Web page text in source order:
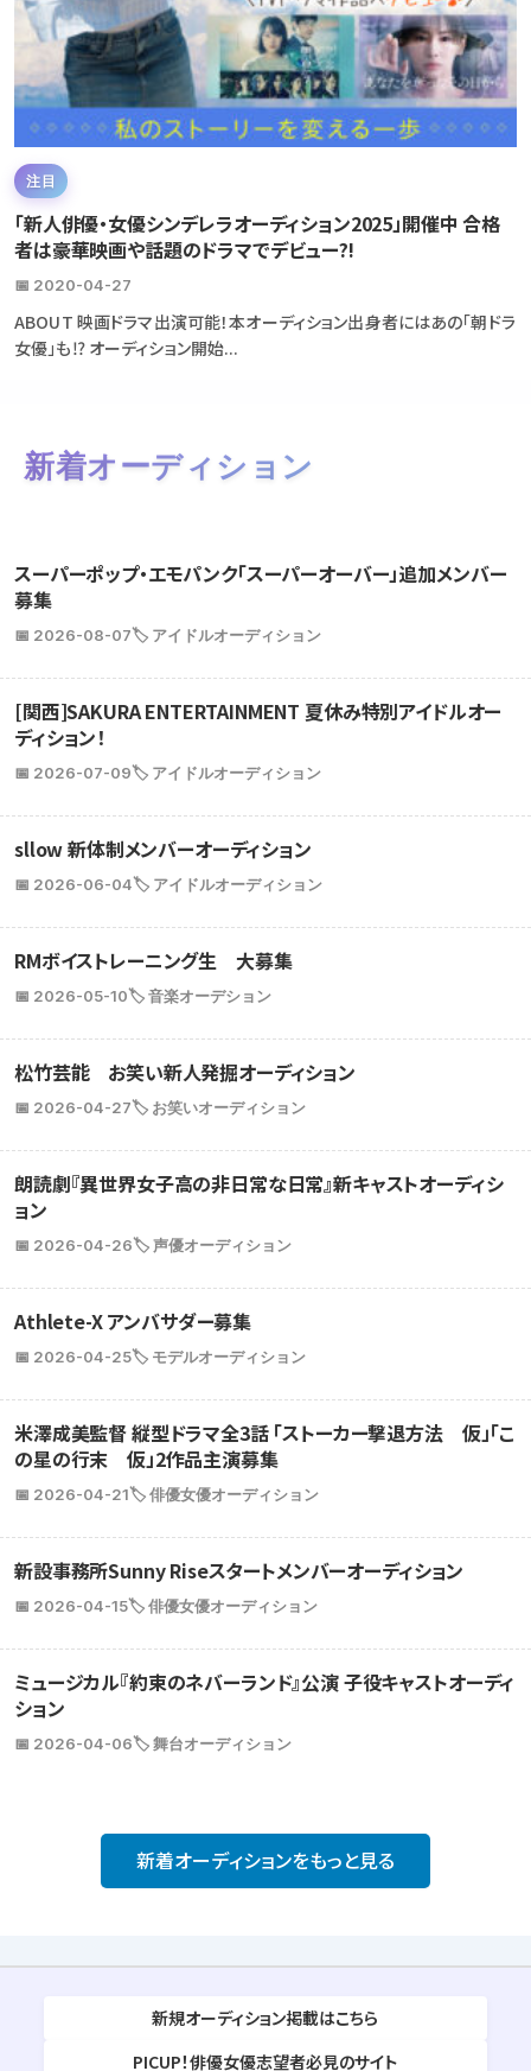
注目
「新人俳優・女優シンデレラオーディション2025」開催中 合格
者は豪華映画や話題のドラマでデビュー?!
📅 2020-04-27
ABOUT 映画ドラマ出演可能！本オーディション出身者にはあの「朝ドラ
女優」も⁉ オーディション開始...
新着オーディション
スーパーポップ・エモパンク「スーパーオーバー」追加メンバー
募集
📅 2026-08-07🏷️ アイドルオーディション
[関西]SAKURA ENTERTAINMENT 夏休み特別アイドルオー
ディション！
📅 2026-07-09🏷️ アイドルオーディション
sllow 新体制メンバーオーディション
📅 2026-06-04🏷️ アイドルオーディション
RMボイストレーニング生 大募集
📅 2026-05-10🏷️ 音楽オーデション
松竹芸能 お笑い新人発掘オーディション
📅 2026-04-27🏷️ お笑いオーディション
朗読劇『異世界女子高の非日常な日常』新キャストオーディシ
ョン
📅 2026-04-26🏷️ 声優オーディション
Athlete-X アンバサダー募集
📅 2026-04-25🏷️ モデルオーディション
米澤成美監督 縦型ドラマ全3話 「ストーカー撃退方法 仮」「こ
の星の行末 仮」2作品主演募集
📅 2026-04-21🏷️ 俳優女優オーディション
新設事務所Sunny Riseスタートメンバーオーディション
📅 2026-04-15🏷️ 俳優女優オーディション
ミュージカル『約束のネバーランド』公演 子役キャストオーディ
ション
📅 2026-04-06🏷️ 舞台オーディション
新着オーディションをもっと見る
新規オーディション掲載はこちら
PICUP！俳優女優志望者必見のサイト